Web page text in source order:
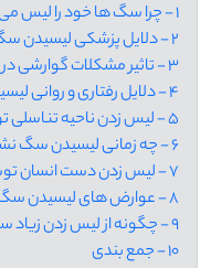
1 - چرا سگ ها خود را لیس می زنند؟
2 - دلایل پزشکی لیسیدن سگ
3 - تاثیر مشکلات گوارشی در لیس زدن زیاد سگ
4 - دلایل رفتاری و روانی لیسیدن سگ
5 - لیس زدن ناحیه تناسلی توسط سگ
6 - چه زمانی لیسیدن سگ نشانه ی مشکل جدی است؟
7 - لیس زدن دست انسان توسط سگ نشانه چیست؟
8 - عوارض های لیسیدن سگ برای انسان
9 - چگونه از لیس زدن زیاد سگ جلوگیری کنیم؟
10 - جمع بندی